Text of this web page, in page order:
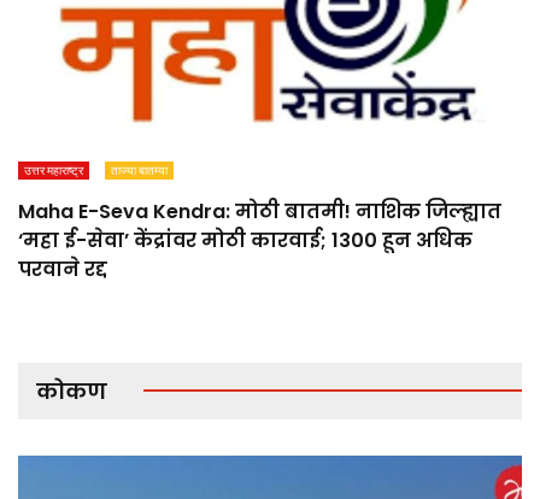
उत्तर महाराष्ट्र ताज्या बातम्या
Maha E-Seva Kendra: मोठी बातमी! नाशिक जिल्ह्यात
‘महा ई-सेवा’ केंद्रांवर मोठी कारवाई; 1300 हून अधिक
परवाने रद्द
कोकण